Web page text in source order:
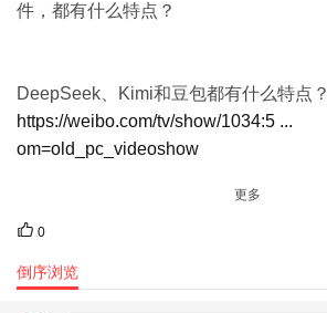
件，都有什么特点？
DeepSeek、Kimi和豆包都有什么特点？
https://weibo.com/tv/show/1034:5 ...
om=old_pc_videoshow
更多
0
倒序浏览